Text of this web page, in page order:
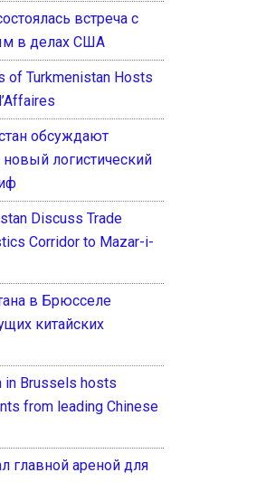
встреча с
в делах США
of Turkmenistan Hosts
обсуждают
логистический
Discuss Trade
Corridor to Mazar-i-
в Брюсселе
китайских
in Brussels hosts
from leading Chinese
главной ареной для